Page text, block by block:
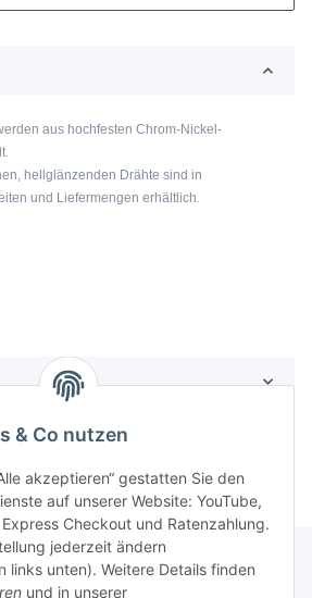
aus hochfesten Chrom-Nickel-
hellglänzenden Drähte sind in
und Liefermengen erhältlich.
& Co nutzen
akzeptieren“ gestatten Sie den
auf unserer Website: YouTube,
Checkout und Ratenzahlung.
jederzeit ändern
links unten). Weitere Details finden
und in unserer